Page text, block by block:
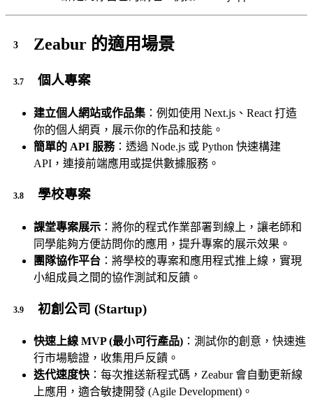
Zeabur 的適用場景
個人專案
建立個人網站或作品集 ：例如使用 Next.js、React 打造
你的個人網頁，展示你的作品和技能。
簡單的 API 服務：透過 Node.js 或 Python 快速構建
API，連接前端應用或提供數據服務。
學校專案
課堂專案展示 ：將你的程式作業部署到線上，讓老師和
同學能夠方便訪問你的應用，提升專案的展示效果。
團隊協作平台 ：將學校的專案和應用程式推上線，實現
小組成員之間的協作測試和反饋。
初創公司 (Startup)
快速上線 MVP (最小可行產品) ：測試你的創意，快速進
行市場驗證，收集用戶反饋。
迭代速度快 ：每次推送新程式碼，Zeabur 會自動更新線
上應用，適合敏捷開發 (Agile Development)。